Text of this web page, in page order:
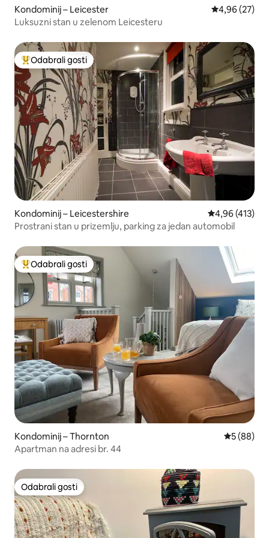
Kondominij – Leicester Prosječna
4,96 (27)
Luksuzni stan u zelenom Leicesteru
Među najviše rangiranima s oznakom „Odabrali gosti”
Odabrali gosti
Kondominij – Leicestershire Prosječna
4,96 (413)
Prostrani stan u prizemlju, parking za jedan automobil
Među najviše rangiranima s oznakom „Odabrali gosti”
Odabrali gosti
Kondominij – Thornton Prosječna
5 (88)
Apartman na adresi br. 44
Odabrali gosti
Odabrali gosti